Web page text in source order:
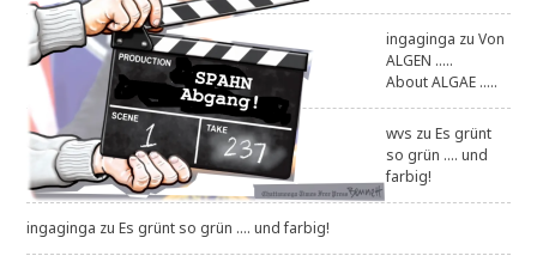
ingaginga zuVon
ALGEN .....
About ALGAE .....
wvs zuEs grünt
so grün .... und
farbig!
ingaginga zuEs grünt so grün .... und farbig!